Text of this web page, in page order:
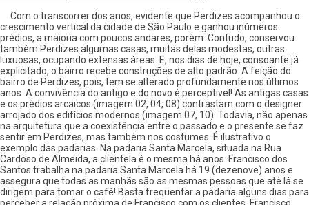
Com o transcorrer dos anos, evidente que Perdizes acompanhou o
crescimento vertical da cidade de São Paulo e ganhou inúmeros
prédios, a maioria com poucos andares, porém. Contudo, conservou
também Perdizes algumas casas, muitas delas modestas, outras
luxuosas, ocupando extensas áreas. E, nos dias de hoje, consoante já
explicitado, o bairro recebe construções de alto padrão. A feição do
bairro de Perdizes, pois, tem se alterado profundamente nos últimos
anos. A convivência do antigo e do novo é perceptível! As antigas casas
e os prédios arcaicos (imagem 02, 04, 08) contrastam com o designer
arrojado dos edifícios modernos (imagem 07, 10). Todavia, não apenas
na arquitetura que a coexistência entre o passado e o presente se faz
sentir em Perdizes, mas também nos costumes. É ilustrativo o
exemplo das padarias. Na padaria Santa Marcela, situada na Rua
Cardoso de Almeida, a clientela é o mesma há anos. Francisco dos
Santos trabalha na padaria Santa Marcela há 19 (dezenove) anos e
assegura que todas as manhãs são as mesmas pessoas que até lá se
dirigem para tomar o café! Basta freqüentar a padaria alguns dias para
perceber a relação próxima de Francisco com os clientes. Francisco